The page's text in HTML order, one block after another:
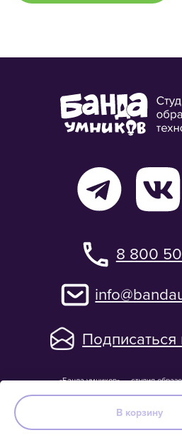
В корзину